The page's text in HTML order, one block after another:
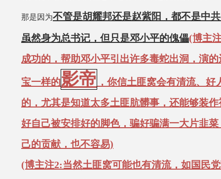
那是因为不管是胡耀邦还是赵紫阳，都不是中
虽然身为总书记，但只是邓小平的傀儡(博主
成功的，帮助邓小平引出许多毒蛇出洞，演
宝一样的影帝 ，你信土匪窝会有清流、好
的，尤其是知道太多土匪肮髒事，还能够装
好自己被安排好的脚色，骗好骗满一大片韭
己的贡献，也不容易)
(博主注2:当然土匪窝可能也有清流，如国民